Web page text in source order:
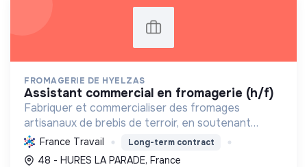
FROMAGERIE DE HYELZAS
assistant commercial en fromagerie (h/f)
Fabriquer et commercialiser des fromages
artisanaux de brebis de terroir, en soutenant
l'agriculture locale et biologique, et en promouvant
un modèle économique et social équitable.
France Travail Long-term contract
48 - HURES LA PARADE, France